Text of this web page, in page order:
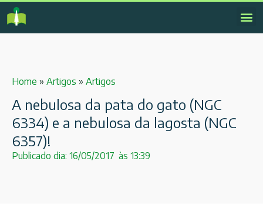
Home » Artigos » Artigos
A nebulosa da pata do gato (NGC
6334) e a nebulosa da lagosta (NGC
6357)!
Publicado dia: 16/05/2017 às 13:39